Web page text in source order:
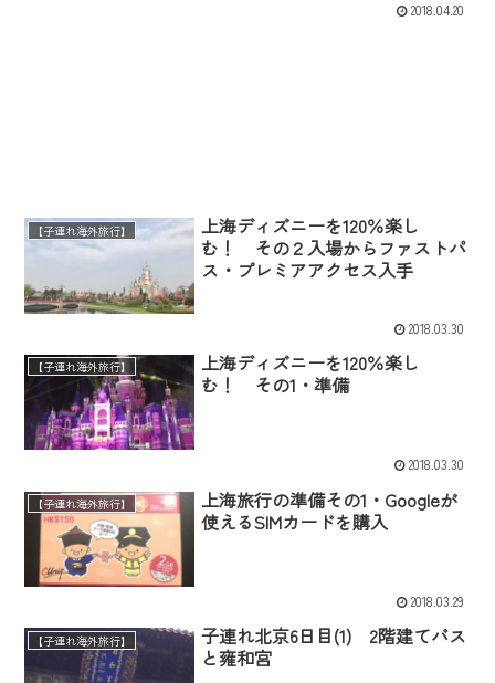
2018.04.20
【子連れ海外旅行】
上海ディズニーを120％楽し
む！ その２入場からファストパ
ス・プレミアアクセス入手
2018.03.30
【子連れ海外旅行】
上海ディズニーを120％楽し
む！ その1・準備
2018.03.30
【子連れ海外旅行】
上海旅行の準備その1・Googleが
使えるSIMカードを購入
2018.03.29
【子連れ海外旅行】
子連れ北京6日目(1) 2階建てバス
と雍和宮